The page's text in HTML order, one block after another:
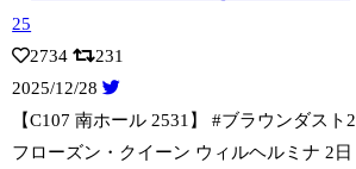
2734
231
2025/12/28
【C107 南ホール 2531】 #ブラウンダスト2
フローズン・クイーン ウィルヘルミナ 2日